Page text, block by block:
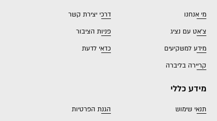
מי אנחנו
דרכי יצירת קשר
צ'אט עם נציג
פניות הציבור
מידע למשקיעים
כדאי לדעת
קריירה בליברה
מידע כללי
תנאי שימוש
הגנת הפרטיות